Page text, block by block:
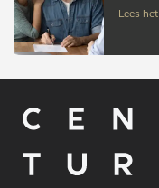
Lees